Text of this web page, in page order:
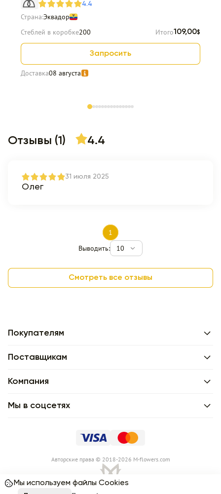
4.4
Страна:Эквадор
Стеблей в коробке200 Итого109,00$
Запросить
Доставка08 августа
Отзывы (1) 4.4
31 июля 2025
Олег
1
Выводить:
10
Смотреть все отзывы
Покупателям
Поставщикам
Компания
Мы в соцсетях
Авторские права © 2018-2026 M-flowers.com
Мы используем файлы Cookies